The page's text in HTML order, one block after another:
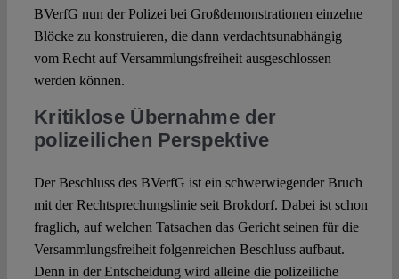
BVerfG nun der Polizei bei Großdemonstrationen einzelne
Blöcke zu konstruieren, die dann verdachtsunabhängig
vom Recht auf Versammlungsfreiheit ausgeschlossen
werden können.
Kritiklose Übernahme der
polizeilichen Perspektive
Der Beschluss des BVerfG ist ein schwerwiegender Bruch
mit der Rechtsprechungslinie seit Brokdorf. Dabei ist schon
fraglich, auf welchen Tatsachen das Gericht seinen für die
Versammlungsfreiheit folgenreichen Beschluss aufbaut.
Denn in der Entscheidung wird alleine die polizeiliche